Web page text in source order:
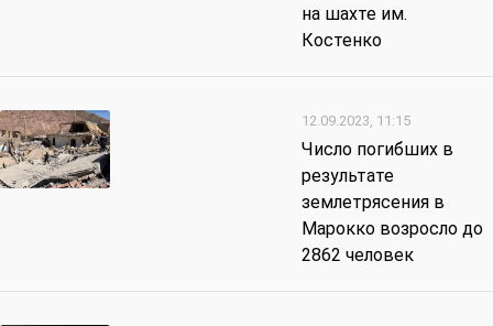
на шахте им.
Костенко
12.09.2023, 11:15
Число погибших в
результате
землетрясения в
Марокко возросло до
2862 человек